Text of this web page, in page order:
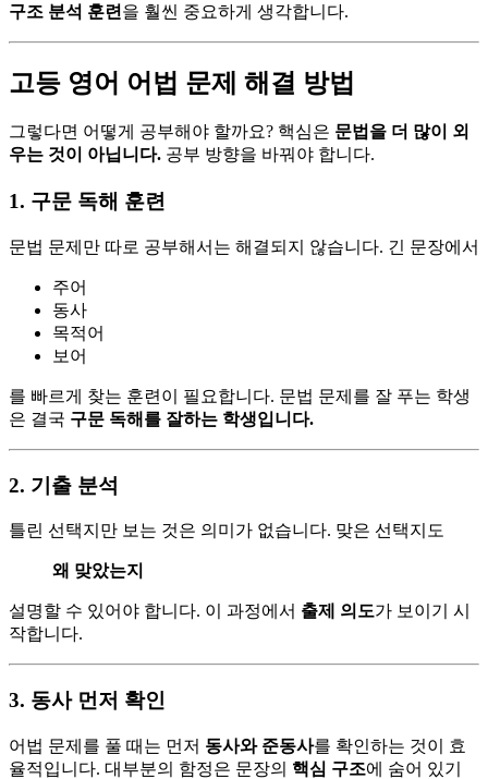
구조 분석 훈련 을 훨씬 중요하게 생각합니다.
고등 영어 어법 문제 해결 방법
그렇다면 어떻게 공부해야 할까요? 핵심은 문법을 더 많이 외
우는 것이 아닙니다. 공부 방향을 바꿔야 합니다.
1. 구문 독해 훈련
문법 문제만 따로 공부해서는 해결되지 않습니다. 긴 문장에서
주어
동사
목적어
보어
를 빠르게 찾는 훈련이 필요합니다. 문법 문제를 잘 푸는 학생
은 결국 구문 독해를 잘하는 학생입니다.
2. 기출 분석
틀린 선택지만 보는 것은 의미가 없습니다. 맞은 선택지도
왜 맞았는지
설명할 수 있어야 합니다. 이 과정에서 출제 의도가 보이기 시
작합니다.
3. 동사 먼저 확인
어법 문제를 풀 때는 먼저 동사와 준동사를 확인하는 것이 효
율적입니다. 대부분의 함정은 문장의 핵심 구조에 숨어 있기